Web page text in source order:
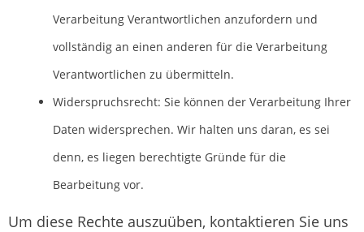
Verarbeitung Verantwortlichen anzufordern und
vollständig an einen anderen für die Verarbeitung
Verantwortlichen zu übermitteln.
Widerspruchsrecht: Sie können der Verarbeitung Ihrer
Daten widersprechen. Wir halten uns daran, es sei
denn, es liegen berechtigte Gründe für die
Bearbeitung vor.
Um diese Rechte auszuüben, kontaktieren Sie uns